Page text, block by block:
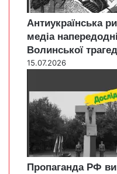
Антиукраїнська
медіа
Волинської
15.07.2026
Пропаганда РФ